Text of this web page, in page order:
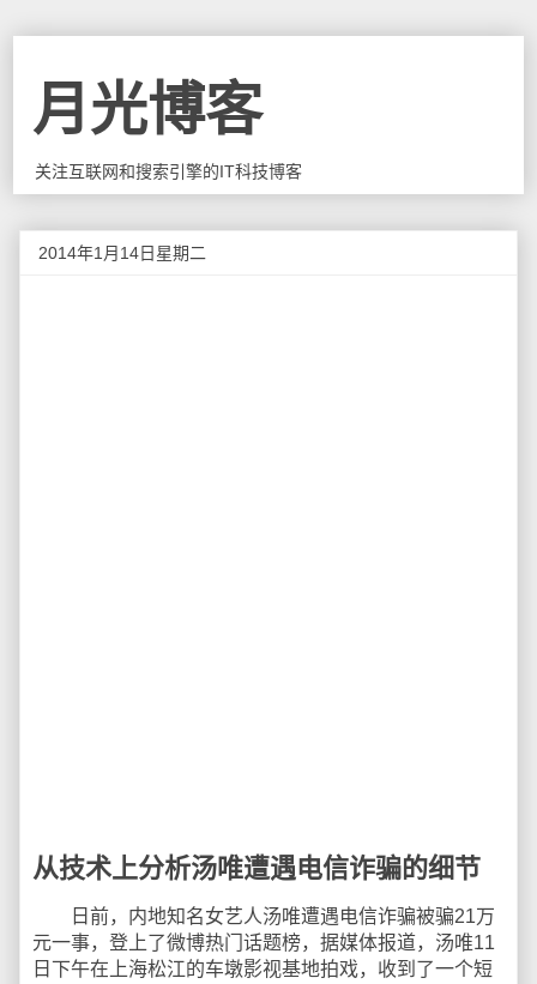
月光博客
关注互联网和搜索引擎的IT科技博客
2014年1月14日星期二
从技术上分析汤唯遭遇电信诈骗的细节
日前，内地知名女艺人汤唯遭遇电信诈骗被骗21万
元一事，登上了微博热门话题榜，据媒体报道，汤唯11
日下午在上海松江的车墩影视基地拍戏，收到了一个短